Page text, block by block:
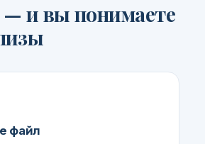
и вы понимаете
файл